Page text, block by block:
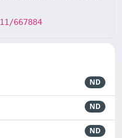
667884
ND
ND
ND